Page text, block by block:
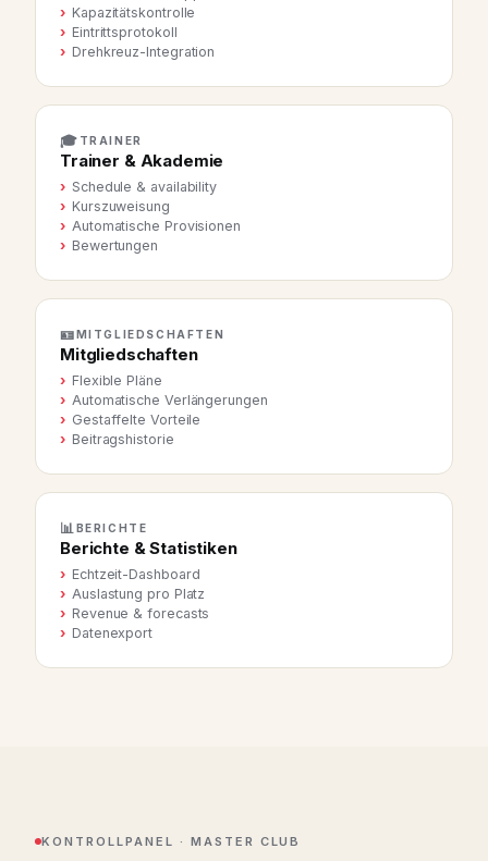
Kapazitätskontrolle
Eintrittsprotokoll
Drehkreuz-Integration
🎓 TRAINER
Trainer & Akademie
Schedule & availability
Kurszuweisung
Automatische Provisionen
Bewertungen
🪪MITGLIEDSCHAFTEN
Mitgliedschaften
Flexible Pläne
Automatische Verlängerungen
Gestaffelte Vorteile
Beitragshistorie
📊BERICHTE
Berichte & Statistiken
Echtzeit-Dashboard
Auslastung pro Platz
Revenue & forecasts
Datenexport
KONTROLLPANEL · MASTER CLUB